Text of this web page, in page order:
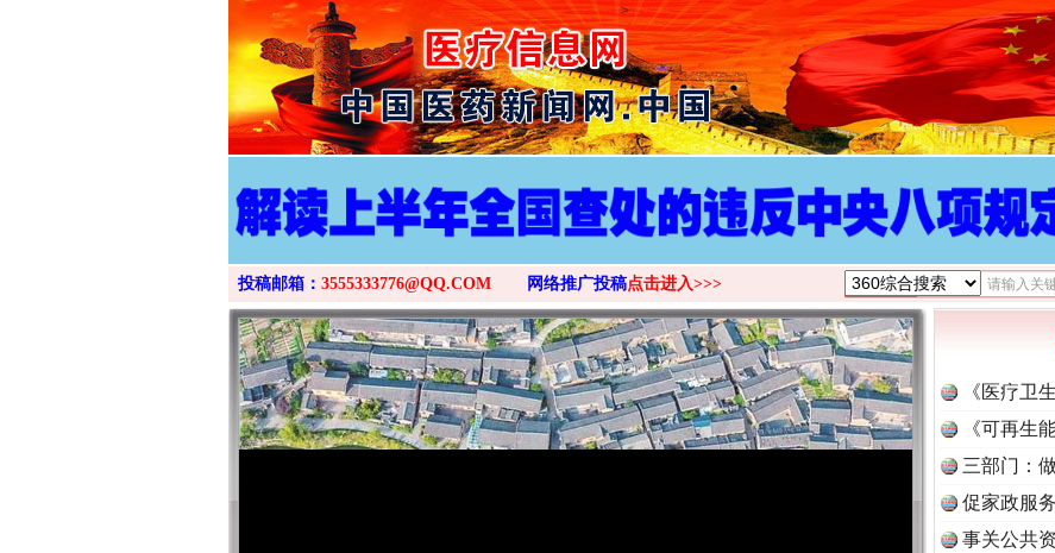
>
投稿邮箱： 3555333776@QQ.COM 网络推广投稿点击进入>>>
《医疗卫
《可再生
三部门：
促家政服
事关公共